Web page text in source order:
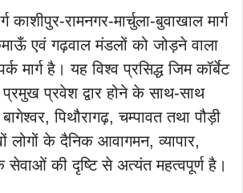
काशीपुर-रामनगर-मार्चुला-बुवाखाल मार्ग
एवं गढ़वाल मंडलों को जोड़ने वाला
मार्ग है। यह विश्व प्रसिद्ध जिम कॉर्बेट
प्रमुख प्रवेश द्वार होने के साथ-साथ
पिथौरागढ़, चम्पावत तथा पौड़ी
लोगों के दैनिक आवागमन, व्यापार,
की दृष्टि से अत्यंत महत्वपूर्ण है।